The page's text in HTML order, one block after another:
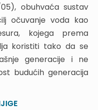
DOBRU
NA
LUKA)
obuhvaća sustav
očuvanje voda kao
kojega prema
koristiti tako da se
generacije i ne
budućih generacija